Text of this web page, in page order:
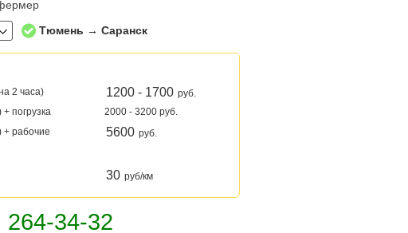
Тюмень → Саранск
2 часа)
1200 - 1700 руб.
погрузка
2000 - 3200 руб.
рабочие
5600 руб.
30 руб/км